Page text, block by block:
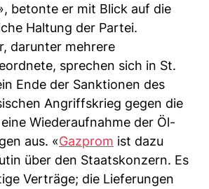
betonte er mit Blick auf die
Haltung der Partei.
darunter mehrere
sprechen sich in St.
Ende der Sanktionen des
Angriffskrieg gegen die
Wiederaufnahme der Öl-
aus. «Gazprom ist dazu
über den Staatskonzern. Es
Verträge; die Lieferungen